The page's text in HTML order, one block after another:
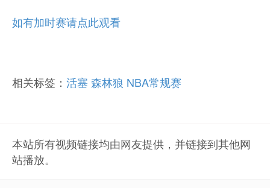
如有加时赛请点此观看
相关标签： 活塞 森林狼 NBA常规赛
本站所有视频链接均由网友提供，并链接到其他网
站播放。